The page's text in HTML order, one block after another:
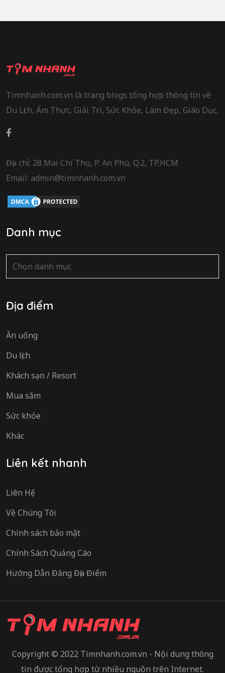
Timnhanh.com.vn là trang blogs tổng hợp thông tin về
Du Lịch, Ẩm Thực, Giải Trí, Sức Khỏe, Làm Đẹp, Giáo Dục.
Địa chỉ: 28 Mai Chí Thọ, P. An Phú, Q.2, TP.HCM
Email: admin@timnhanh.com.vn
Danh mục
Danh
mục
Địa điểm
Ăn uống
Du lịch
Khách sạn / Resort
Mua sắm
Sức khỏe
Khác
Liên kết nhanh
Liên Hệ
Về Chúng Tôi
Chính sách bảo mật
Chính Sách Quảng Cáo
Hướng Dẫn Đăng Địa Điểm
Copyright © 2022 Timnhanh.com.vn - Nội dung thông
tin được tổng hợp từ nhiều nguồn trên Internet.